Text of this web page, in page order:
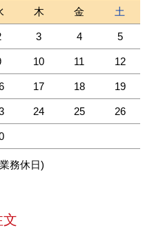
木 金 土
3 4 5
10 11 12
17 18 19
24 25 26
務休日)
文